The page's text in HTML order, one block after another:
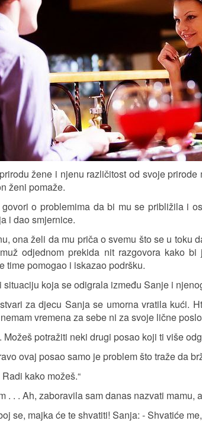
žene i njenu različitost od svoje
ženi pomaže.
o problemima da bi mu se približila i
i dao smjernice.
ona želi da mu priča o svemu što se u toku
odjednom prekida nit razgovora kako
time pomogao i iskazao podršku.
situaciju koja se odigrala između Sanje i
za djecu Sanja se umorna vratila kući.
vremena za sebe ni za svoje lične
Možeš potražiti neki drugi posao koji ti više
ovaj posao samo je problem što traže da
kako možeš.“
. . . Ah, zaboravila sam danas nazvati mamu,
se, majka će te shvatiti! Sanja: - Shvatiće